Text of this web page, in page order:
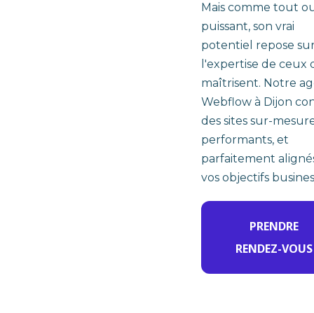
Mais comme tout
puissant, son vrai
potentiel repose
l'expertise de ceux
maîtrisent. Notre
Webflow à Dijon
des sites sur-
performants, et
parfaitement
vos objectifs
PRENDRE
RENDEZ-VOUS